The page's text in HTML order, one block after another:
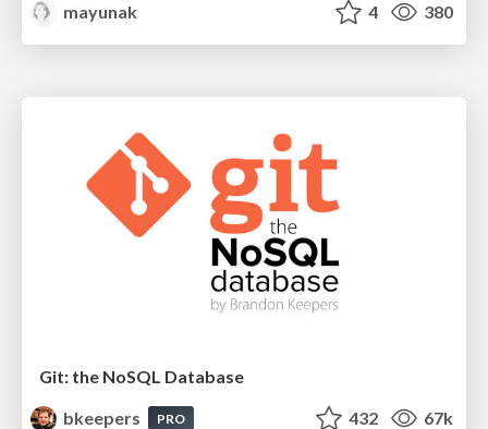
mayunak
4 380
Git: the NoSQL Database
bkeepers
PRO 432 67k